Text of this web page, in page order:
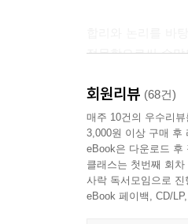
접목함으로써 수
『검은 얼굴의 여
‘여우신’이라는
송연해지는 공포
나아가 『검은
사로잡는다. 탄광
회원리뷰 (68건)
매주 10건의 우수리
3,000원 이상 구매 후
eBook은 다운로드 후
클래스는 첫번째 회
사락 독서모임으로
eBook 페이백, CD/